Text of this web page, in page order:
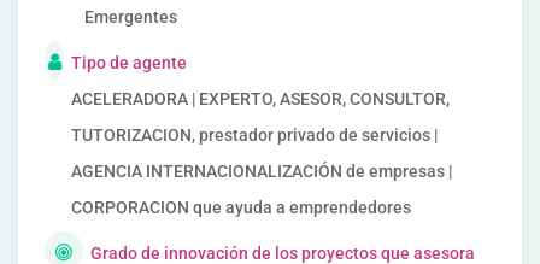
Emergentes
Tipo de agente
ACELERADORA | EXPERTO, ASESOR, CONSULTOR,
TUTORIZACION, prestador privado de servicios |
AGENCIA INTERNACIONALIZACIÓN de empresas |
CORPORACION que ayuda a emprendedores
Grado de innovación de los proyectos que asesora